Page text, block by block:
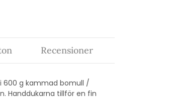
600 g kammad bomull /
Handdukarna tillför en fin
Recensioner